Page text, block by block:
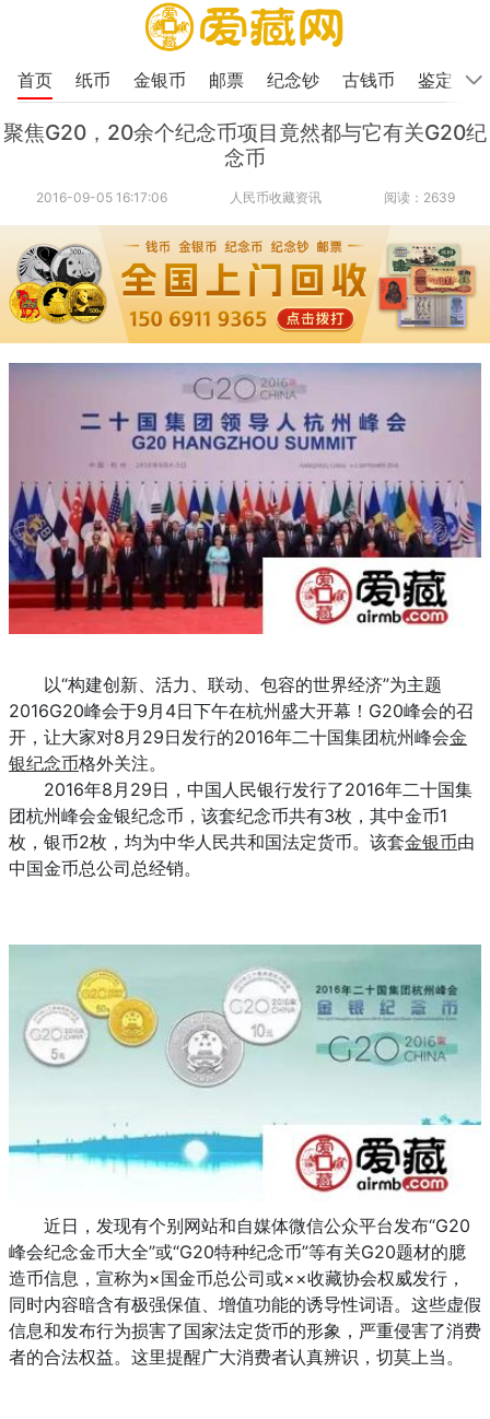
首页 纸币 金银币 邮票 纪念钞 古钱币 鉴定
聚焦G20，20余个纪念币项目竟然都与它有关G20纪
念币
2016-09-05 16:17:06 人民币收藏资讯 阅读：2639
以“构建创新、活力、联动、包容的世界经济”为主题
2016G20峰会于9月4日下午在杭州盛大开幕！G20峰会的召
开，让大家对8月29日发行的2016年二十国集团杭州峰会金
银纪念币格外关注。
2016年8月29日，中国人民银行发行了2016年二十国集
团杭州峰会金银纪念币，该套纪念币共有3枚，其中金币1
枚，银币2枚，均为中华人民共和国法定货币。该套金银币由
中国金币总公司总经销。
近日，发现有个别网站和自媒体微信公众平台发布“G20
峰会纪念金币大全”或“G20特种纪念币”等有关G20题材的臆
造币信息，宣称为×国金币总公司或××收藏协会权威发行，
同时内容暗含有极强保值、增值功能的诱导性词语。这些虚假
信息和发布行为损害了国家法定货币的形象，严重侵害了消费
者的合法权益。这里提醒广大消费者认真辨识，切莫上当。